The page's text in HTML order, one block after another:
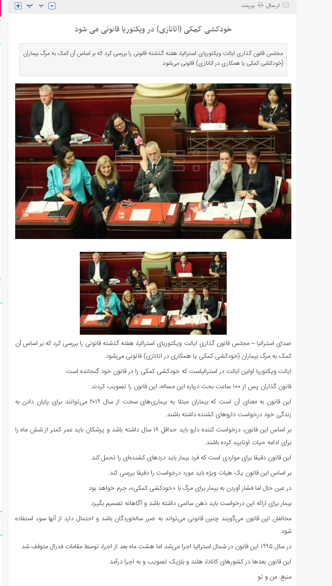
ارسال پرینت
خودکشی کمکی (اتانازی) در ویکتوریا قانونی می شود
مجلس قانون گذاری ایالت ویکتوریای استرالیا، هفته گذشته قانونی را بررسی کرد که بر اساس آن کمک به مرگ بیماران
(خودکشی کمکی یا همکاری در اتانازی) قانونی می‌شود.
صدای استرالیا – مجلس قانون گذاری ایالت ویکتوریای استرالیا، هفته گذشته قانونی را بررسی کرد که بر اساس آن
کمک به مرگ بیماران (خودکشی کمکی یا همکاری در اتانازی) قانونی می‌شود.
ایالت ویکتوریا اولین ایالت در استرالیاست که خودکشی کمکی را در قانون خود گنجانده است.
قانون گذاران پس از ۱۰۰ ساعت بحث درباره این مساله، این قانون را تصویب کردند.
این قانون به معنای آن است که بیماران مبتلا به بیماری‌های سخت از سال ۲۰۱۹ می‌توانند برای پایان دادن به
زندگی خود درخواست داروهای کشنده داشته باشند.
بر اساس این قانون، درخواست کننده دارو باید حداقل ۱۸ سال داشته باشد و پزشکان باید عمر کمتر از شش ماه را
برای ادامه حیات اوتایید کرده باشند.
این قانون دقیقا برای مواردی است که فرد بیمار باید دردهای کشنده‌ای را تحمل کند.
بر اساس این قانون یک هیات ویژه باید مورد درخواست را دقیقا بررسی کند.
در عین حال اما فشار آوردن به بیمار برای مرگ با «خودکشی کمکی»، جرم خواهد بود.
بیمار برای ارائه این درخواست باید ذهن سالمی داشته باشد و آگاهانه تصمیم بگیرد.
مخالفان این قانون می‌گویند چنین قانونی می‌تواند به ضرر سالخوردگان باشد و احتمال دارد از آنها سوء استفاده
شود.
در سال ۱۹۹۵ این قانون در شمال استرالیا اجرا می‌شد اما هشت ماه بعد از اجرا، توسط مقامات فدرال متوقف شد.
این قانون بعدها در کشورهای کانادا، هلند و بلژیک تصویب و به اجرا درآمد.
منبع: من و تو